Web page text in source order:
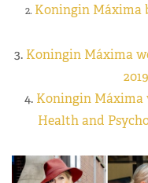
2. Koningin Máxima
3. Koningin Máxima
4. Koningin Máxima
Health and